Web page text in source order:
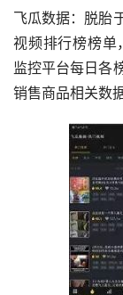
飞瓜数据：脱胎
视频排行榜榜单
监控平台每日各
销售商品相关数